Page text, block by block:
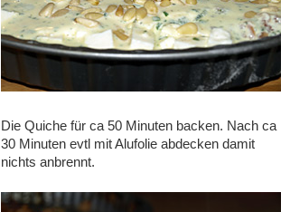
Die Quiche für ca 50 Minuten backen. Nach ca
30 Minuten evtl mit Alufolie abdecken damit
nichts anbrennt.